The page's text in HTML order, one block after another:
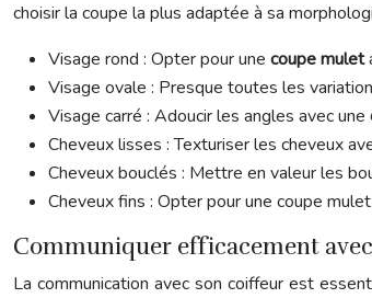
choisir la coupe la plus adaptée à sa
Visage rond : Opter pour une coupe mulet
Visage ovale : Presque toutes les
Visage carré : Adoucir les angles avec une
Cheveux lisses : Texturiser les cheveux
Cheveux bouclés : Mettre en valeur les
Cheveux fins : Opter pour une coupe
Communiquer efficacement
La communication avec son coiffeur est